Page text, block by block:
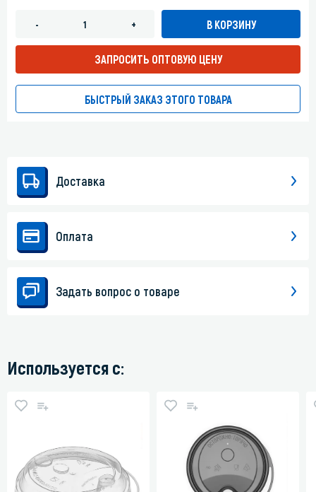
- + В КОРЗИНУ
ЗАПРОСИТЬ ОПТОВУЮ ЦЕНУ
БЫСТРЫЙ ЗАКАЗ ЭТОГО ТОВАРА
Доставка
Оплата
Задать вопрос о товаре
Используется с: